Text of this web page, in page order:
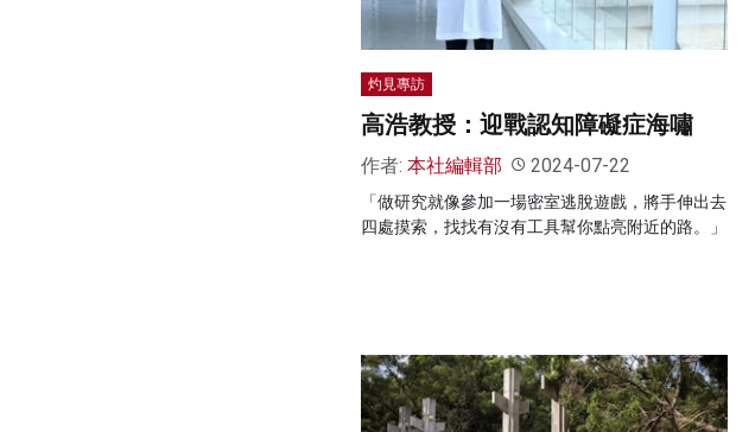
灼見專訪
高浩教授：迎戰認知障礙症海嘯
作者: 本社編輯部 2024-07-22
「做研究就像參加一場密室逃脫遊戲，將手伸出去
四處摸索，找找有沒有工具幫你點亮附近的路。」